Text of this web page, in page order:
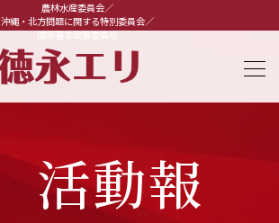
農林水産委員会／
沖縄・北方問題に関する特別委員会／
国家基本政策委員会
活動報